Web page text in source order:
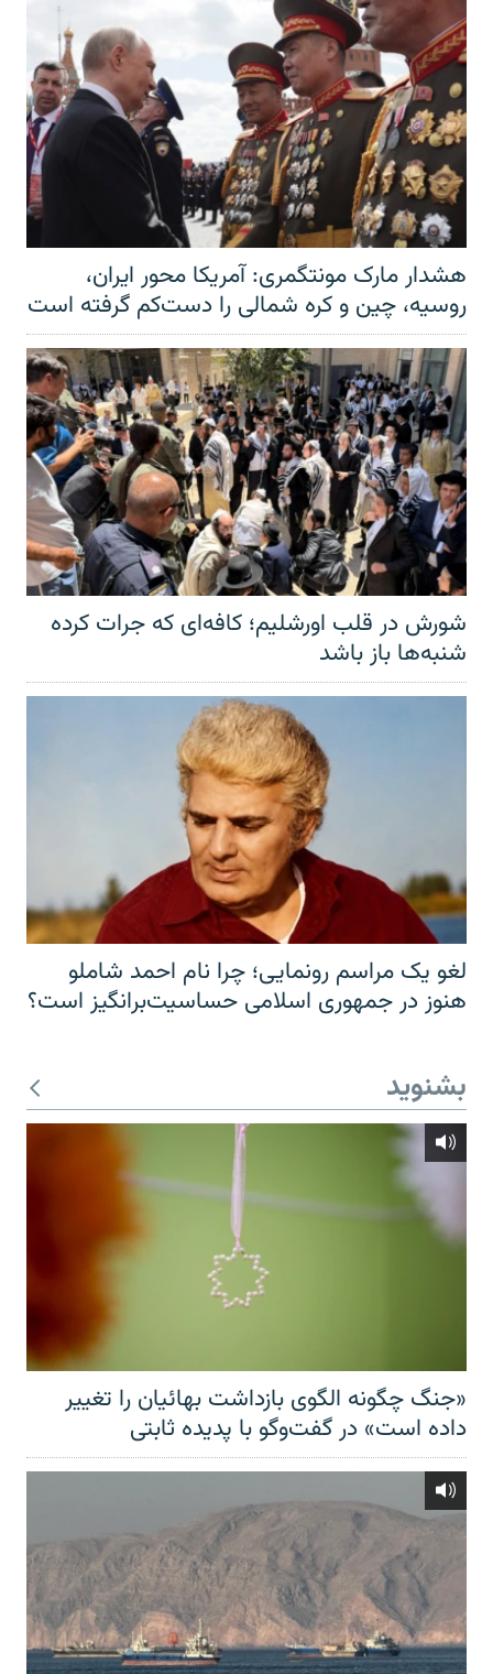
هشدار مارک مونتگمری: آمریکا محور ایران،
روسیه، چین و کره شمالی را دست‌کم گرفته است
شورش در قلب اورشلیم؛ کافه‌ای که جرات کرده
شنبه‌ها باز باشد
لغو یک مراسم رونمایی؛ چرا نام احمد شاملو
هنوز در جمهوری اسلامی حساسیت‌برانگیز است؟
بشنوید
«جنگ چگونه الگوی بازداشت بهائیان را تغییر
داده است» در گفت‌وگو با پدیده ثابتی